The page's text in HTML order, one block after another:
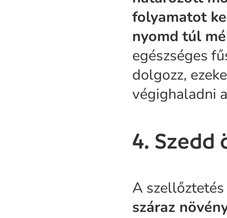
folyamatot
nyomd túl
egészséges
dolgozz,
végighaladni
4. Szedd
A
száraz